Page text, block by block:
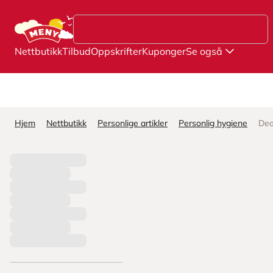
NettbutikkTilbudOppskrifterKupongerSe også
Hjem Nettbutikk Personlige artikler Personlig hygiene